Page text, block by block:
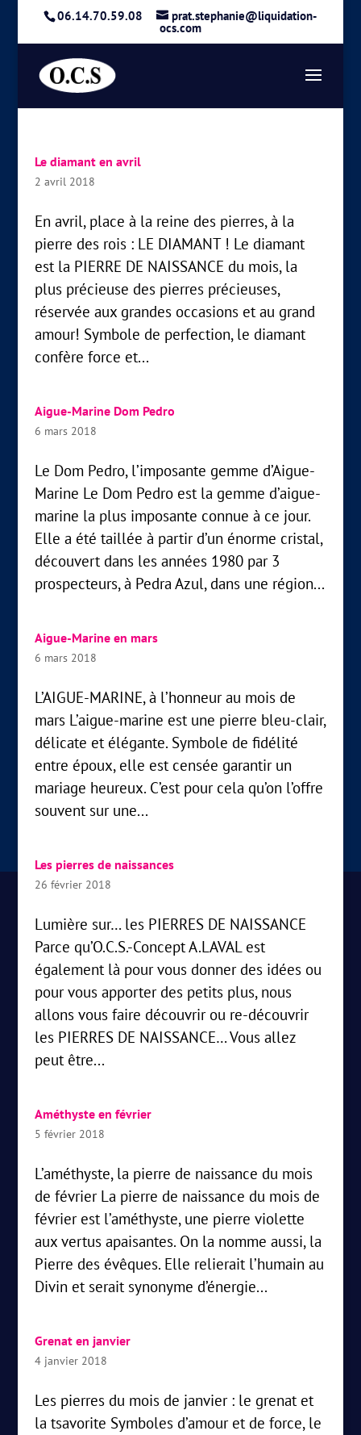
06.14.70.59.08 prat.stephanie@liquidation-
ocs.com
Le diamant en avril
2 avril 2018
En avril, place à la reine des pierres, à la
pierre des rois : LE DIAMANT ! Le diamant
est la PIERRE DE NAISSANCE du mois, la
plus précieuse des pierres précieuses,
réservée aux grandes occasions et au grand
amour! Symbole de perfection, le diamant
confère force et...
Aigue-Marine Dom Pedro
6 mars 2018
Le Dom Pedro, l’imposante gemme d’Aigue-
Marine Le Dom Pedro est la gemme d’aigue-
marine la plus imposante connue à ce jour.
Elle a été taillée à partir d’un énorme cristal,
découvert dans les années 1980 par 3
prospecteurs, à Pedra Azul, dans une région...
Aigue-Marine en mars
6 mars 2018
L’AIGUE-MARINE, à l’honneur au mois de
mars L’aigue-marine est une pierre bleu-clair,
délicate et élégante. Symbole de fidélité
entre époux, elle est censée garantir un
mariage heureux. C’est pour cela qu’on l’offre
souvent sur une...
Les pierres de naissances
26 février 2018
Lumière sur… les PIERRES DE NAISSANCE
Parce qu’O.C.S.-Concept A.LAVAL est
également là pour vous donner des idées ou
pour vous apporter des petits plus, nous
allons vous faire découvrir ou re-découvrir
les PIERRES DE NAISSANCE… Vous allez
peut être...
Améthyste en février
5 février 2018
L’améthyste, la pierre de naissance du mois
de février La pierre de naissance du mois de
février est l’améthyste, une pierre violette
aux vertus apaisantes. On la nomme aussi, la
Pierre des évêques. Elle relierait l’humain au
Divin et serait synonyme d’énergie...
Grenat en janvier
4 janvier 2018
Les pierres du mois de janvier : le grenat et
la tsavorite Symboles d’amour et de force, le